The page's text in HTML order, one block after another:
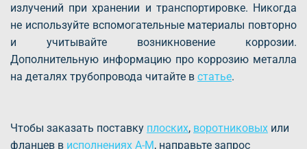
излучений при хранении и транспортировке. Никогда
не используйте вспомогательные материалы повторно
и учитывайте возникновение коррозии.
Дополнительную информацию про коррозию металла
на деталях трубопровода читайте в статье.
Чтобы заказать поставку плоских, воротниковых или
фланцев в исполнениях A-M, направьте запрос